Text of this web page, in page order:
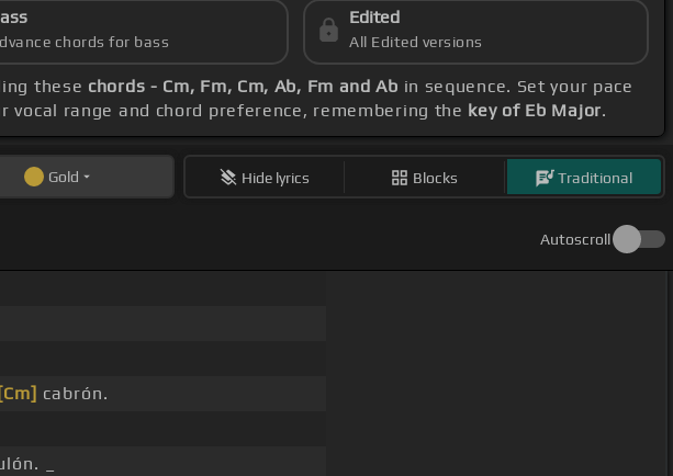
chords for bass
Edited
All Edited versions
these chords - Cm, Fm, Cm, Ab, Fm and Ab in sequence. Set your pace
vocal range and chord preference, remembering the key of Eb Major.
Gold Hide lyrics Blocks Traditional
Autoscroll
[Cm] cabrón.
_